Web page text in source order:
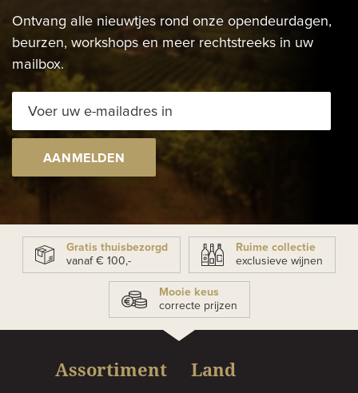
Ontvang alle nieuwtjes rond onze opendeurdagen,
beurzen, workshops en meer rechtstreeks in uw
mailbox.
AANMELDEN
Gratis thuisbezorgd
vanaf € 100,-
Ruime collectie
exclusieve wijnen
Mooie keus
correcte prijzen
Assortiment Land